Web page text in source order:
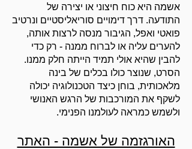
אשמה היא כוח חיצוני או יצירה של
התודעה. דרך דימויים סוריאליסטיים ונרטיב
פואטי ואפל, הגיבור מנסה לרצות אותה,
להערים עליה או לברוח ממנה - רק כדי
להבין שהיא אולי תמיד הייתה חלק ממנו.
הסרט, שנוצר כולו בכלים של בינה
מלאכותית, בוחן כיצד הטכנולוגיה יכולה
לשקף את המורכבות של הרגש האנושי
ולשמש כמראה לעולמנו הפנימי.
האורגזמה של אשמה - האתר